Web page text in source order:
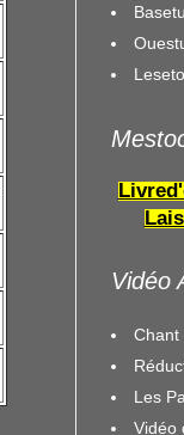
Vidéo
Chant
Les
Vidéo